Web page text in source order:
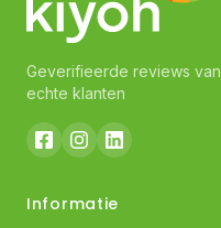
Geverifieerde reviews van
echte klanten
Informatie